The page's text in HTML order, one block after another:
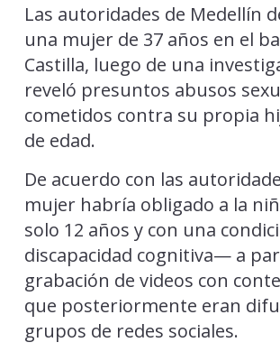
Las autoridades de Medellín
una mujer de 37 años en el
Castilla, luego de una
reveló presuntos abusos
cometidos contra su propia
de edad.
De acuerdo con las
mujer habría obligado a la
solo 12 años y con una
discapacidad cognitiva— a
grabación de videos con
que posteriormente eran
grupos de redes sociales.